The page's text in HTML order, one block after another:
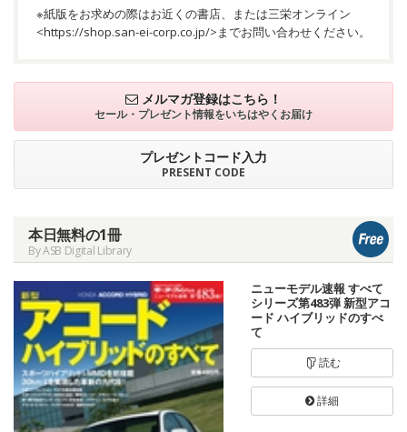
※紙版をお求めの際はお近くの書店、または三栄オンライン
<https://shop.san-ei-corp.co.jp/>までお問い合わせください。
メルマガ登録はこちら！
セール・プレゼント情報をいちはやくお届け
プレゼントコード入力
PRESENT CODE
本日無料の1冊
By ASB Digital Library
ニューモデル速報 すべて
シリーズ第483弾 新型アコ
ード ハイブリッドのすべ
て
読む
詳細